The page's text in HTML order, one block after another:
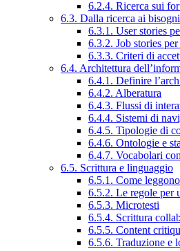
6.2.4. Ricerca sui
6.3. Dalla ricerca ai
6.3.1. User stories
6.3.2. Job stories
6.3.3. Criteri di
6.4. Architettura
6.4.1. Definire
6.4.2. Alberatura
6.4.3. Flussi di
6.4.4. Sistemi di
6.4.5. Tipologie di
6.4.6. Ontologie e
6.4.7. Vocabolari
6.5. Scrittura e linguaggio
6.5.1. Come
6.5.2. Le regole per
6.5.3. Microtesti
6.5.4. Scrittura
6.5.5. Content
6.5.6. Traduzione e